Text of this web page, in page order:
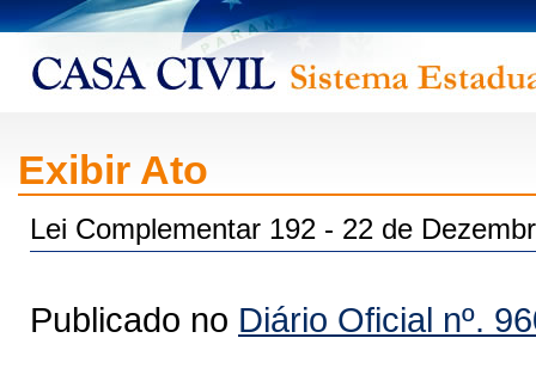
Exibir Ato
Lei Complementar 192 - 22 de
Publicado no Diário Oficial nº.